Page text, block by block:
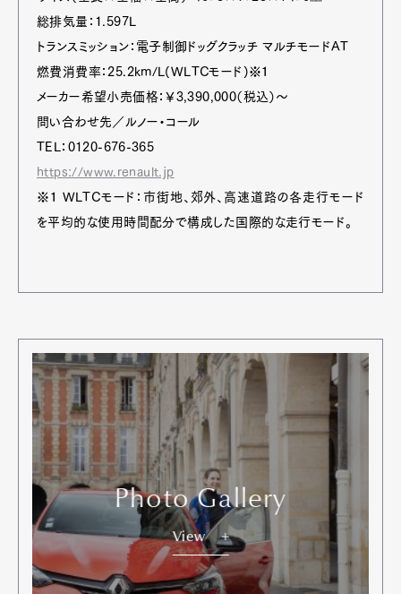
総排気量：1.597L
トランスミッション：電子制御ドッグクラッチ マルチモードAT
燃費消費率：25.2km/L(WLTCモード)※１
メーカー希望小売価格：￥3,390,000（税込）〜
問い合わせ先／ルノー・コール
TEL：0120-676-365
https://www.renault.jp
※１ WLTCモード：市街地、郊外、高速道路の各走行モード
を平均的な使用時間配分で構成した国際的な走行モード。
Photo Gallery
View